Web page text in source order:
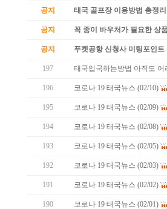
공지 태국 골프장 이용방법 총정리
공지 꼭 종이 바우처가 필요한 상
공지 푸켓공항 신청사 미팅포인트
197 태국입국하는방법 아직도 어
196 코로나 19 태국뉴스 (02/10)
195 코로나 19 태국뉴스 (02/09)
194 코로나 19 태국뉴스 (02/08)
193 코로나 19 태국뉴스 (02/05)
192 코로나 19 태국뉴스 (02/03)
191 코로나 19 태국뉴스 (02/02)
190 코로나 19 태국뉴스 (02/01)